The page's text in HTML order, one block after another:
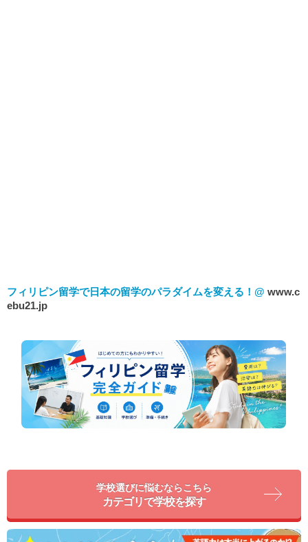
フィリピン留学で日本の留学のパラダイムを変える！@ www.c
ebu21.jp
学校選びに悩むならこちら
カテゴリで学校を探す